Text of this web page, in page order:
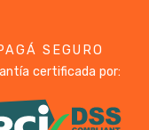
SEGURO
certificada por: